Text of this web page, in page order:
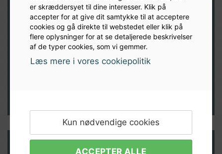
er skræddersyet til dine interesser. Klik på
accepter for at give dit samtykke til at acceptere
cookies og gå direkte til webstedet eller klik på
flere oplysninger for at se detaljerede beskrivelser
af de typer cookies, som vi gemmer.
Læs mere i vores cookiepolitik
Kun nødvendige cookies
ACCEPTER ALLE
Har du brug for hjælp eller vil
du annulere et køb?
Vi elsker at hjælpe vores kunder!